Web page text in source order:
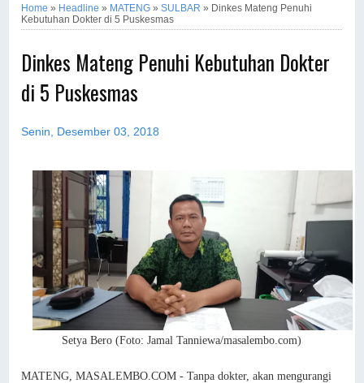
Home » Headline » MATENG »SULBAR » Dinkes Mateng Penuhi
Kebutuhan Dokter di 5 Puskesmas
Dinkes Mateng Penuhi Kebutuhan Dokter
di 5 Puskesmas
Senin, Desember 03, 2018
Setya Bero (Foto: Jamal Tanniewa/masalembo.com)
MATENG, MASALEMBO.COM - Tanpa dokter, akan mengurangi